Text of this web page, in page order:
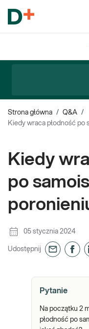
Strona główna / Q&A /
Kiedy wraca płodność po
Kiedy
po
05 stycznia 2024
Udostępnij
Pytanie
Na początku 2
płodność po